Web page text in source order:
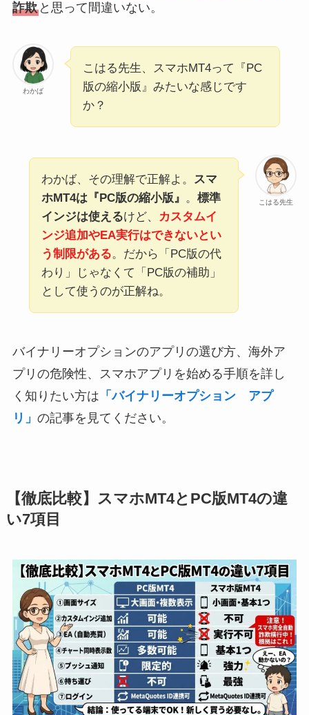
詐欺と思って間違いない。
わかば
こはる先生、スマホMT4って『PC
版の縮小版』みたいな感じです
か？
こはる先生
わかば、その理解で正解よ。 スマ
ホMT4は『PC版の縮小版』 。 標準
インジは使えるけど、
カスタムイ
ンジ追加やEA実行はできないとい
う制限がある。だから「PC版の代
わり」じゃなくて「PC版の補助」
として使うのが正解ね。
バイナリーオプションのアプリの選び方、海外ア
プリの危険性、スマホアプリを始める手順を詳し
く知りたい方は 「バイナリーオプション アプ
リ」 の記事を見てください。
【徹底比較】スマホMT4とPC版MT4の違
い7項目